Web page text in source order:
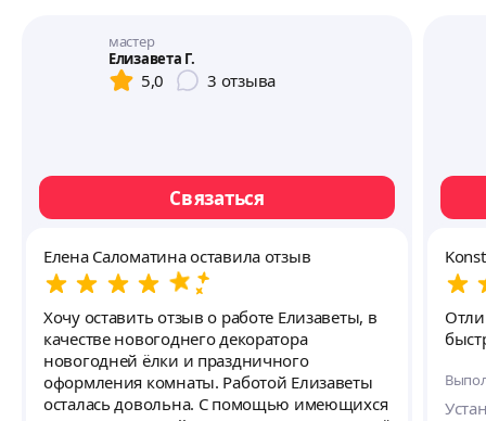
мастер
Елизавета Г.
5,0 3 отзыва
Связаться
Елена Саломатина оставила отзыв
Хочу оставить отзыв о работе Елизаветы, в
качестве новогоднего декоратора
новогодней ёлки и праздничного
оформления комнаты. Работой Елизаветы
осталась довольна. С помощью имеющихся